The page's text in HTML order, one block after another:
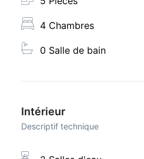
4 Chambres
0 Salle de bain
Intérieur
Descriptif technique